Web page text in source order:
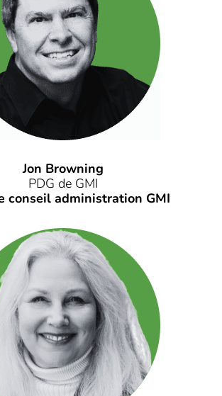
Jon Browning
PDG de GMI
conseil administration GMI